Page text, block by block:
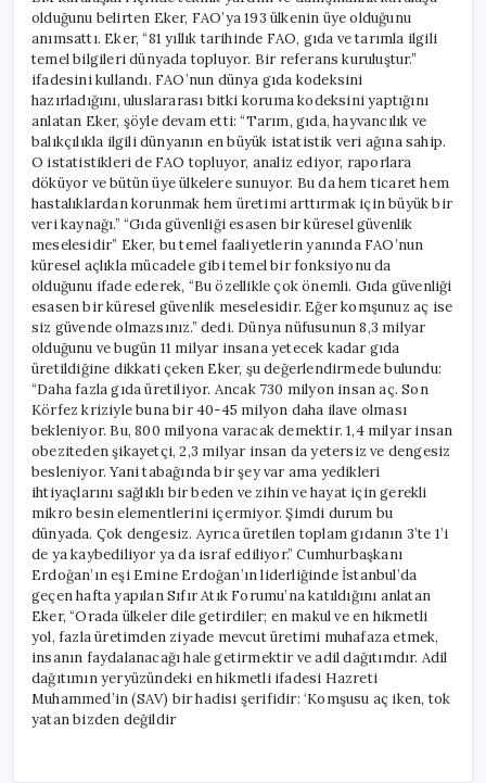
olduğunu belirten Eker, FAO’ya 193 ülkenin üye olduğunu
anımsattı. Eker, “81 yıllık tarihinde FAO, gıda ve tarımla ilgili
temel bilgileri dünyada topluyor. Bir referans kuruluştur.”
ifadesini kullandı. FAO’nun dünya gıda kodeksini
hazırladığını, uluslararası bitki koruma kodeksini yaptığını
anlatan Eker, şöyle devam etti: “Tarım, gıda, hayvancılık ve
balıkçılıkla ilgili dünyanın en büyük istatistik veri ağına sahip.
O istatistikleri de FAO topluyor, analiz ediyor, raporlara
döküyor ve bütün üye ülkelere sunuyor. Bu da hem ticaret hem
hastalıklardan korunmak hem üretimi arttırmak için büyük bir
veri kaynağı.” “Gıda güvenliği esasen bir küresel güvenlik
meselesidir” Eker, bu temel faaliyetlerin yanında FAO’nun
küresel açlıkla mücadele gibi temel bir fonksiyonu da
olduğunu ifade ederek, “Bu özellikle çok önemli. Gıda güvenliği
esasen bir küresel güvenlik meselesidir. Eğer komşunuz aç ise
siz güvende olmazsınız.” dedi. Dünya nüfusunun 8,3 milyar
olduğunu ve bugün 11 milyar insana yetecek kadar gıda
üretildiğine dikkati çeken Eker, şu değerlendirmede bulundu:
“Daha fazla gıda üretiliyor. Ancak 730 milyon insan aç. Son
Körfez kriziyle buna bir 40-45 milyon daha ilave olması
bekleniyor. Bu, 800 milyona varacak demektir. 1,4 milyar insan
obeziteden şikayetçi, 2,3 milyar insan da yetersiz ve dengesiz
besleniyor. Yani tabağında bir şey var ama yedikleri
ihtiyaçlarını sağlıklı bir beden ve zihin ve hayat için gerekli
mikro besin elementlerini içermiyor. Şimdi durum bu
dünyada. Çok dengesiz. Ayrıca üretilen toplam gıdanın 3’te 1’i
de ya kaybediliyor ya da israf ediliyor.” Cumhurbaşkanı
Erdoğan’ın eşi Emine Erdoğan’ın liderliğinde İstanbul’da
geçen hafta yapılan Sıfır Atık Forumu’na katıldığını anlatan
Eker, “Orada ülkeler dile getirdiler; en makul ve en hikmetli
yol, fazla üretimden ziyade mevcut üretimi muhafaza etmek,
insanın faydalanacağı hale getirmektir ve adil dağıtımdır. Adil
dağıtımın yeryüzündeki en hikmetli ifadesi Hazreti
Muhammed’in (SAV) bir hadisi şerifidir: ‘Komşusu aç iken, tok
yatan bizden değildir